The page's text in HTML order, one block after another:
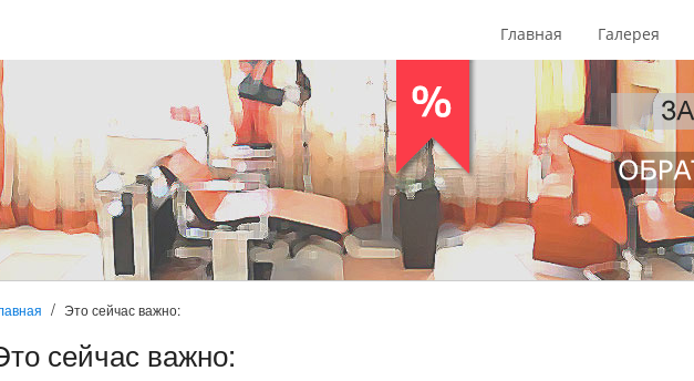
Главная Галерея
Это сейчас важно:
сейчас важно: